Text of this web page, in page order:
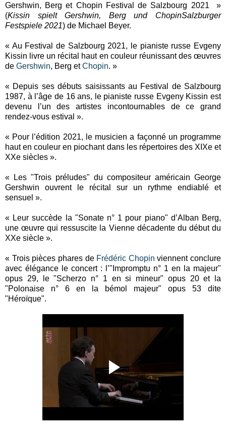
Gershwin, Berg et Chopin Festival de Salzbourg 2021 »
(Kissin spielt Gershwin, Berg und ChopinSalzburger
Festspiele 2021) de Michael Beyer.
« Au Festival de Salzbourg 2021, le pianiste russe Evgeny
Kissin livre un récital haut en couleur réunissant des œuvres
de Gershwin, Berg etChopin. »
« Depuis ses débuts saisissants au Festival de Salzbourg
1987, à l’âge de 16 ans, le pianiste russe Evgeny Kissin est
devenu l’un des artistes incontournables de ce grand
rendez-vous estival ».
« Pour l’édition 2021, le musicien a façonné un programme
haut en couleur en piochant dans les répertoires des XIXe et
XXe siècles ».
« Les "Trois préludes" du compositeur américain George
Gershwin ouvrent le récital sur un rythme endiablé et
sensuel ».
« Leur succède la "Sonate n° 1 pour piano" d’Alban Berg,
une œuvre qui ressuscite la Vienne décadente du début du
XXe siècle ».
« Trois pièces phares de Frédéric Chopin viennent conclure
avec élégance le concert : l’"Impromptu n° 1 en la majeur"
opus 29, le "Scherzo n° 1 en si mineur" opus 20 et la
"Polonaise n° 6 en la bémol majeur" opus 53 dite
"Héroïque".